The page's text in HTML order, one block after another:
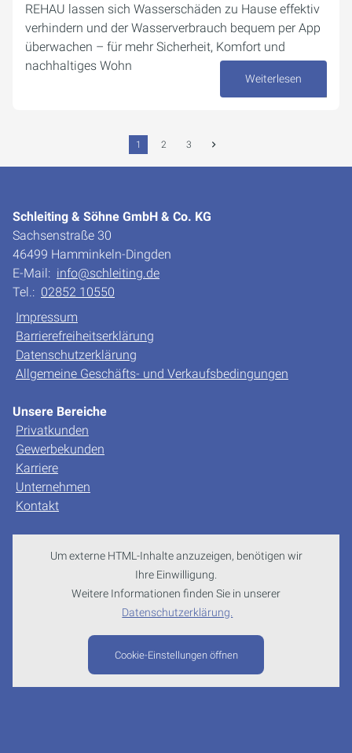
REHAU lassen sich Wasserschäden zu Hause effektiv
verhindern und der Wasserverbrauch bequem per App
überwachen – für mehr Sicherheit, Komfort und
nachhaltiges Wohn
Weiterlesen
1 2 3
Schleiting & Söhne GmbH & Co. KG
Sachsenstraße 30
46499 Hamminkeln-Dingden
E-Mail: info@schleiting.de
Tel.: 02852 10550
Impressum
Barrierefreiheitserklärung
Datenschutzerklärung
Allgemeine Geschäfts- und Verkaufsbedingungen
Unsere Bereiche
Privatkunden
Gewerbekunden
Karriere
Unternehmen
Kontakt
Um externe HTML-Inhalte anzuzeigen, benötigen wir
Ihre Einwilligung.
Weitere Informationen finden Sie in unserer
Datenschutzerklärung.
Cookie-Einstellungen öffnen